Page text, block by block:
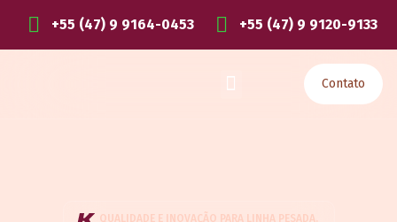
+55 (47) 9 9164-0453 +55 (47) 9 9120-9133
Contato
QUALIDADE E INOVAÇÃO PARA LINHA PESADA.